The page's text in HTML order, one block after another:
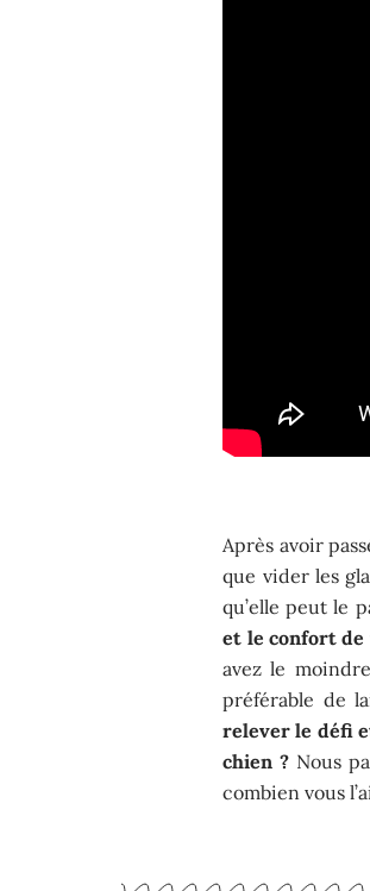
Après avoir
que vider les
qu’elle peut le
et le confort de
avez le
préférable de
relever le défi
chien ?Nous
combien vous